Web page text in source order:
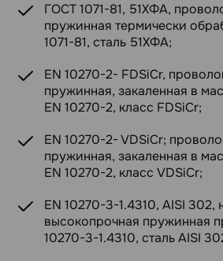
ГОСТ 1071-81, 51ХФА,
пружинная термически
1071-81, сталь 51ХФА;
EN 10270-2- FDSiCr,
пружинная, закаленная в
EN 10270-2, класс FDSiCr;
EN 10270-2- VDSiCr;
пружинная, закаленная в
EN 10270-2, класс VDSiCr;
EN 10270-3-1.4310, AISI
высокопрочная пружинная
10270-3-1.4310, сталь AISI